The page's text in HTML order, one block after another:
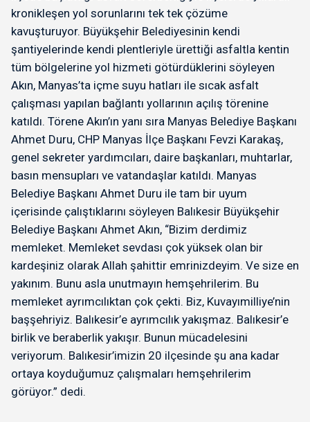
kronikleşen yol sorunlarını tek tek çözüme
kavuşturuyor. Büyükşehir Belediyesinin kendi
şantiyelerinde kendi plentleriyle ürettiği asfaltla kentin
tüm bölgelerine yol hizmeti götürdüklerini söyleyen
Akın, Manyas’ta içme suyu hatları ile sıcak asfalt
çalışması yapılan bağlantı yollarının açılış törenine
katıldı. Törene Akın’ın yanı sıra Manyas Belediye Başkanı
Ahmet Duru, CHP Manyas İlçe Başkanı Fevzi Karakaş,
genel sekreter yardımcıları, daire başkanları, muhtarlar,
basın mensupları ve vatandaşlar katıldı. Manyas
Belediye Başkanı Ahmet Duru ile tam bir uyum
içerisinde çalıştıklarını söyleyen Balıkesir Büyükşehir
Belediye Başkanı Ahmet Akın, “Bizim derdimiz
memleket. Memleket sevdası çok yüksek olan bir
kardeşiniz olarak Allah şahittir emrinizdeyim. Ve size en
yakınım. Bunu asla unutmayın hemşehrilerim. Bu
memleket ayrımcılıktan çok çekti. Biz, Kuvayımilliye’nin
başşehriyiz. Balıkesir’e ayrımcılık yakışmaz. Balıkesir’e
birlik ve beraberlik yakışır. Bunun mücadelesini
veriyorum. Balıkesir’imizin 20 ilçesinde şu ana kadar
ortaya koyduğumuz çalışmaları hemşehrilerim
görüyor.” dedi.